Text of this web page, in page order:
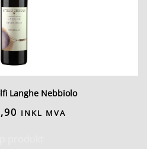
Langhe Nebbiolo
INKL MVA